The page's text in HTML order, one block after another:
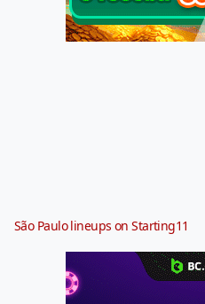
São Paulo lineups on Starting11